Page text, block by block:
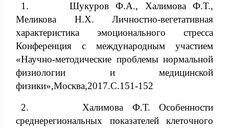
1. Шукуров Ф.А., Халимова Ф.Т.,
Меликова Н.Х. Личностно-вегетативная
характеристика эмоционального стресса
Конференция с международным участием
«Научно-методические проблемы нормальной
физиологии и медицинской
физики»,Москва,2017.С.151-152
2. Халимова Ф.Т. Особенности
среднерегиональных показателей клеточного